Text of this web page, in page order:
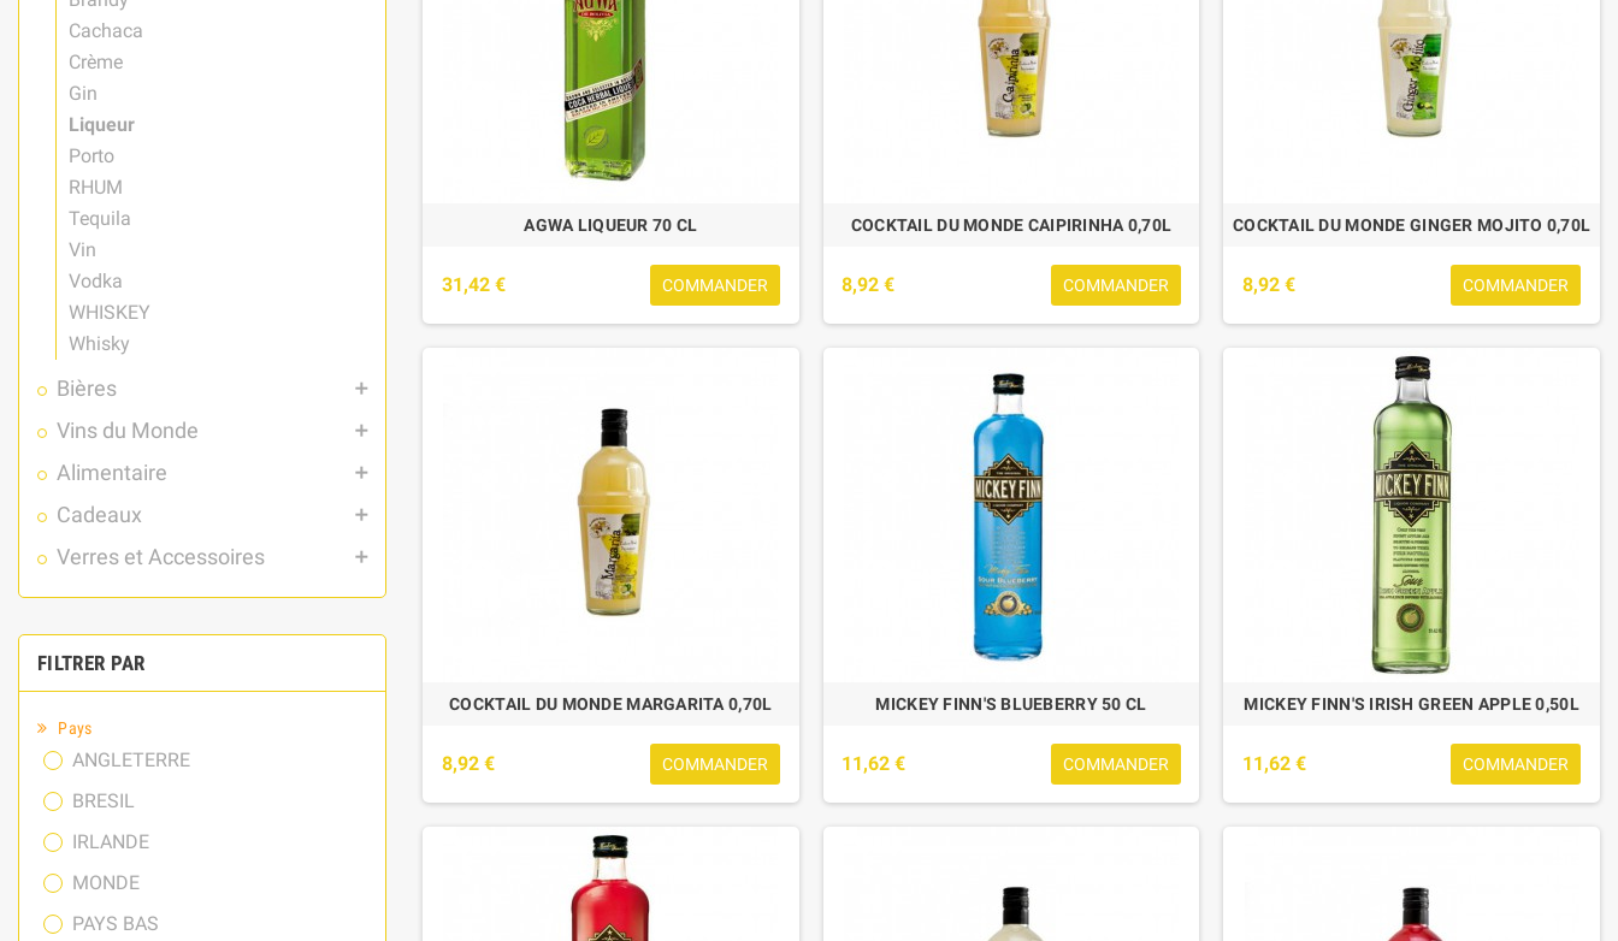
Cachaca
Crème
Gin
Liqueur
Porto
RHUM
Tequila
Vin
Vodka
WHISKEY
Whisky
Bières add
Vins du Monde add
Alimentaire add
Cadeaux add
Verres et Accessoires add
FILTRER PAR
Pays
ANGLETERRE
BRESIL
IRLANDE
MONDE
PAYS BAS
AGWA LIQUEUR 70 CL
31,42 € COMMANDER
COCKTAIL DU MONDE CAIPIRINHA 0,70L
8,92 € COMMANDER
COCKTAIL DU MONDE GINGER MOJITO 0,70L
8,92 € COMMANDER
COCKTAIL DU MONDE MARGARITA 0,70L
8,92 € COMMANDER
MICKEY FINN'S BLUEBERRY 50 CL
11,62 € COMMANDER
MICKEY FINN'S IRISH GREEN APPLE 0,50L
11,62 € COMMANDER